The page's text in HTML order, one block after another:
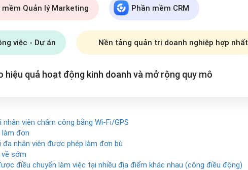
mềm Quản lý Marketing Phần mềm CRM
việc - Dự án Nền tảng quản trị doanh nghiệp hợp nhất
hiệu quả hoạt động kinh doanh và mở rộng quy mô
viên chấm công bằng Wi-Fi/GPS
làm đơn
nhân viên được phép làm đơn bù
sớm
điều chuyển làm việc tại nhiều địa điểm khác nhau (công điều động)